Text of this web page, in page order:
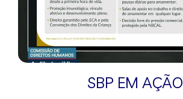
SBP EM AÇÃO